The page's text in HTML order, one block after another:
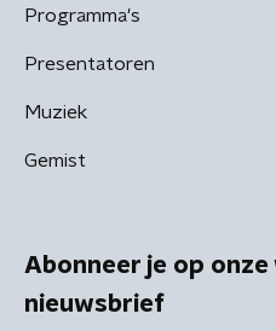
Programma's
Presentatoren
Muziek
Gemist
Abonneer je op onze
nieuwsbrief